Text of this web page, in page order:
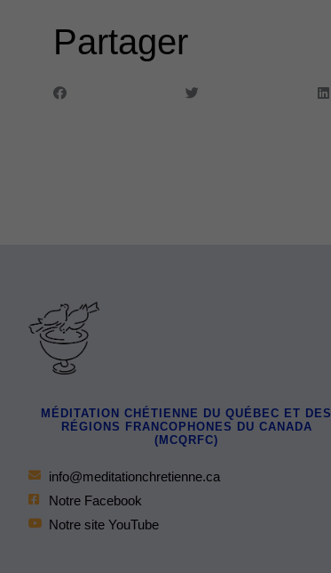
Partager
MÉDITATION CHÉTIENNE DU QUÉBEC ET DES
RÉGIONS FRANCOPHONES DU CANADA
(MCQRFC)
info@meditationchretienne.ca
Notre Facebook
Notre site YouTube